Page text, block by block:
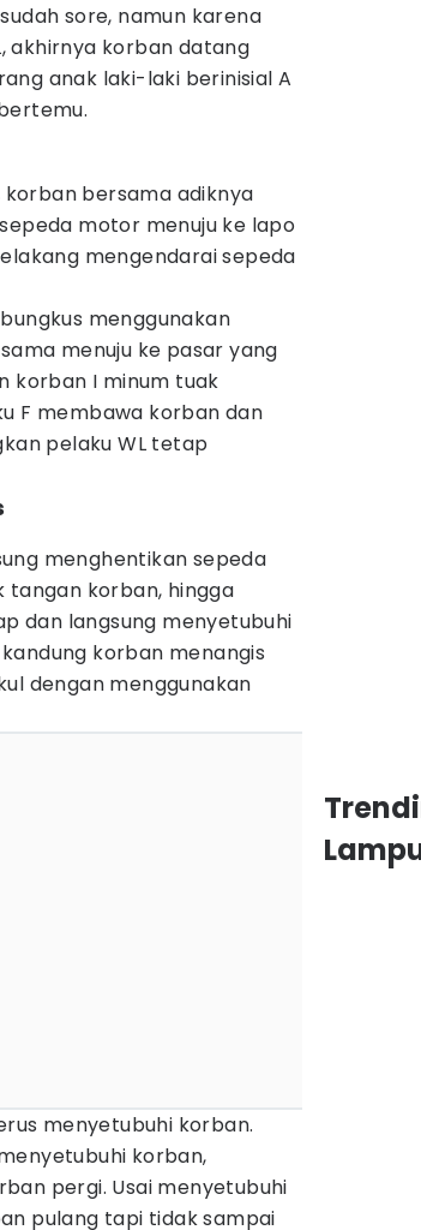
sore, namun karena
akhirnya korban datang
anak laki-laki berinisial A
bersama adiknya
motor menuju ke lapo
mengendarai sepeda
menggunakan
menuju ke pasar yang
korban I minum tuak
F membawa korban dan
pelaku WL tetap
menghentikan sepeda
tangan korban, hingga
dan langsung menyetubuhi
korban menangis
dengan menggunakan
menyetubuhi korban.
korban,
pergi. Usai menyetubuhi
pulang tapi tidak sampai